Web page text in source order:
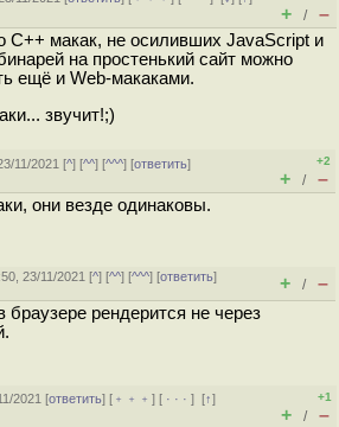
+ / –
C++ макак, не осиливших JavaScript и
на простенький сайт можно
ещё и Web-макаками.
звучит!;)
11/2021 [^] [^^] [^^^] [ответить]
+2
+ / –
они везде одинаковы.
23/11/2021 [^] [^^] [^^^] [ответить]
+ / –
рендерится не через
2021 [ответить] [ ﹢﹢﹢] [ · · ·][↑]
+1
+ / –